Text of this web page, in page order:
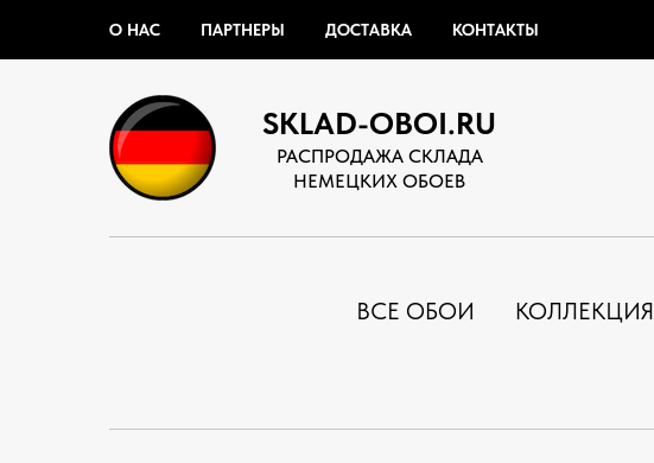
О НАС ПАРТНЕРЫ ДОСТАВКА КОНТАКТЫ
SKLAD-OBOI.RU
РАСПРОДАЖА СКЛАДА
НЕМЕЦКИХ ОБОЕВ
ВСЕ ОБОИ КОЛЛЕКЦИЯ